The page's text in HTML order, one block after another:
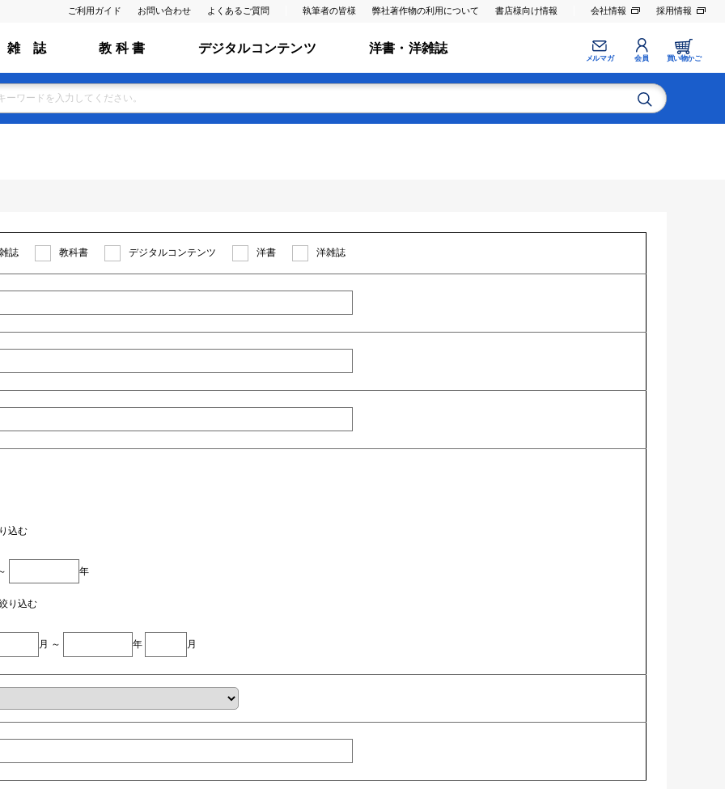
ご利用ガイド お問い合わせ よくあるご質問 執筆者の皆様 弊社著作物の利用について 書店様向け情報 会社情報 採用情報
雑 誌 教 科 書 デジタルコンテンツ 洋書・洋雑誌
メルマガ 会員 買い物かご
雑誌 教科書 デジタルコンテンツ 洋書 洋雑誌
込む
年
り込む
月 ～ 年 月